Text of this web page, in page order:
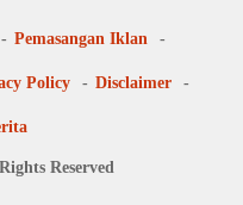
Pemasangan Iklan
Policy Disclaimer
Reserved